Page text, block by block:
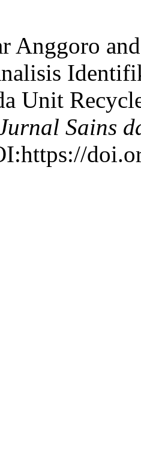
Anggoro
Unit
Sains